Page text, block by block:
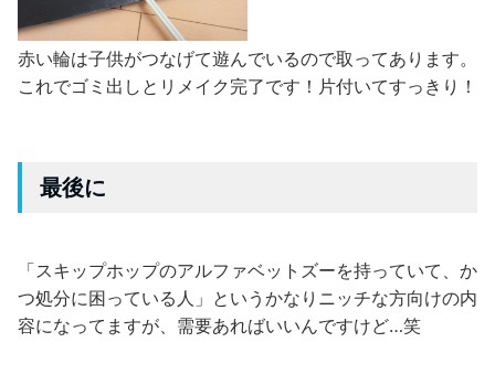
赤い輪は子供がつなげて遊んでいるので取ってあります。
これでゴミ出しとリメイク完了です！片付いてすっきり！
最後に
「スキップホップのアルファベットズーを持っていて、か
つ処分に困っている人」というかなりニッチな方向けの内
容になってますが、需要あればいいんですけど…笑